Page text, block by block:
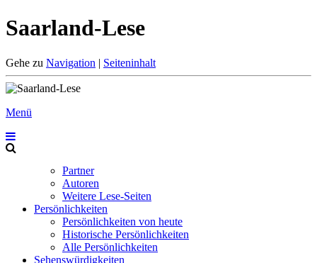
Saarland-Lese
Gehe zu Navigation | Seiteninhalt
Menü
Partner
Autoren
Weitere Lese-Seiten
Persönlichkeiten
Persönlichkeiten von heute
Historische Persönlichkeiten
Alle Persönlichkeiten
Sehenswürdigkeiten